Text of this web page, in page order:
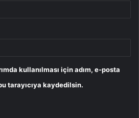
kullanılması için adım, e-posta
tarayıcıya kaydedilsin.